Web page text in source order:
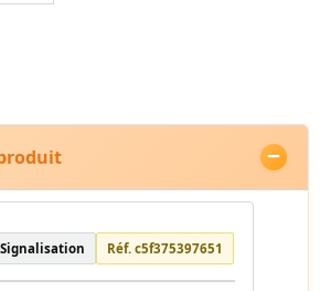
Réf. c5f375397651